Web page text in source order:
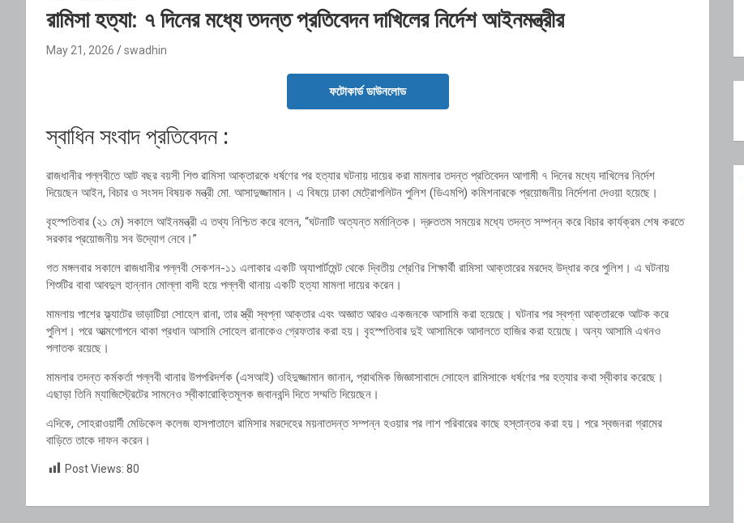
রামিসা হত্যা: ৭ দিনের মধ্যে তদন্ত প্রতিবেদন দাখিলের নির্দেশ আইনমন্ত্রীর
May 21, 2026 swadhin
ফটোকার্ড ডাউনলোড
স্বাধিন সংবাদ প্রতিবেদন :
রাজধানীর পল্লবীতে আট বছর বয়সী শিশু রামিসা আক্তারকে ধর্ষণের পর হত্যার ঘটনায় দায়ের করা মামলার তদন্ত প্রতিবেদন আগামী ৭ দিনের মধ্যে দাখিলের নির্দেশ
দিয়েছেন আইন, বিচার ও সংসদ বিষয়ক মন্ত্রী মো. আসাদুজ্জামান। এ বিষয়ে ঢাকা মেট্রোপলিটন পুলিশ (ডিএমপি) কমিশনারকে প্রয়োজনীয় নির্দেশনা দেওয়া হয়েছে।
বৃহস্পতিবার (২১ মে) সকালে আইনমন্ত্রী এ তথ্য নিশ্চিত করে বলেন, “ঘটনাটি অত্যন্ত মর্মান্তিক। দ্রুততম সময়ের মধ্যে তদন্ত সম্পন্ন করে বিচার কার্যক্রম শেষ করতে
সরকার প্রয়োজনীয় সব উদ্যোগ নেবে।”
গত মঙ্গলবার সকালে রাজধানীর পল্লবী সেকশন-১১ এলাকার একটি অ্যাপার্টমেন্ট থেকে দ্বিতীয় শ্রেণির শিক্ষার্থী রামিসা আক্তারের মরদেহ উদ্ধার করে পুলিশ। এ ঘটনায়
শিশুটির বাবা আবদুল হান্নান মোল্লা বাদী হয়ে পল্লবী থানায় একটি হত্যা মামলা দায়ের করেন।
মামলায় পাশের ফ্ল্যাটের ভাড়াটিয়া সোহেল রানা, তার স্ত্রী স্বপ্না আক্তার এবং অজ্ঞাত আরও একজনকে আসামি করা হয়েছে। ঘটনার পর স্বপ্না আক্তারকে আটক করে
পুলিশ। পরে আত্মগোপনে থাকা প্রধান আসামি সোহেল রানাকেও গ্রেফতার করা হয়। বৃহস্পতিবার দুই আসামিকে আদালতে হাজির করা হয়েছে। অন্য আসামি এখনও
পলাতক রয়েছে।
মামলার তদন্ত কর্মকর্তা পল্লবী থানার উপপরিদর্শক (এসআই) ওহিদুজ্জামান জানান, প্রাথমিক জিজ্ঞাসাবাদে সোহেল রামিসাকে ধর্ষণের পর হত্যার কথা স্বীকার করেছে।
এছাড়া তিনি ম্যাজিস্ট্রেটের সামনেও স্বীকারোক্তিমূলক জবানবন্দি দিতে সম্মতি দিয়েছেন।
এদিকে, সোহরাওয়ার্দী মেডিকেল কলেজ হাসপাতালে রামিসার মরদেহের ময়নাতদন্ত সম্পন্ন হওয়ার পর লাশ পরিবারের কাছে হস্তান্তর করা হয়। পরে স্বজনরা গ্রামের
বাড়িতে তাকে দাফন করেন।
Post Views: 80